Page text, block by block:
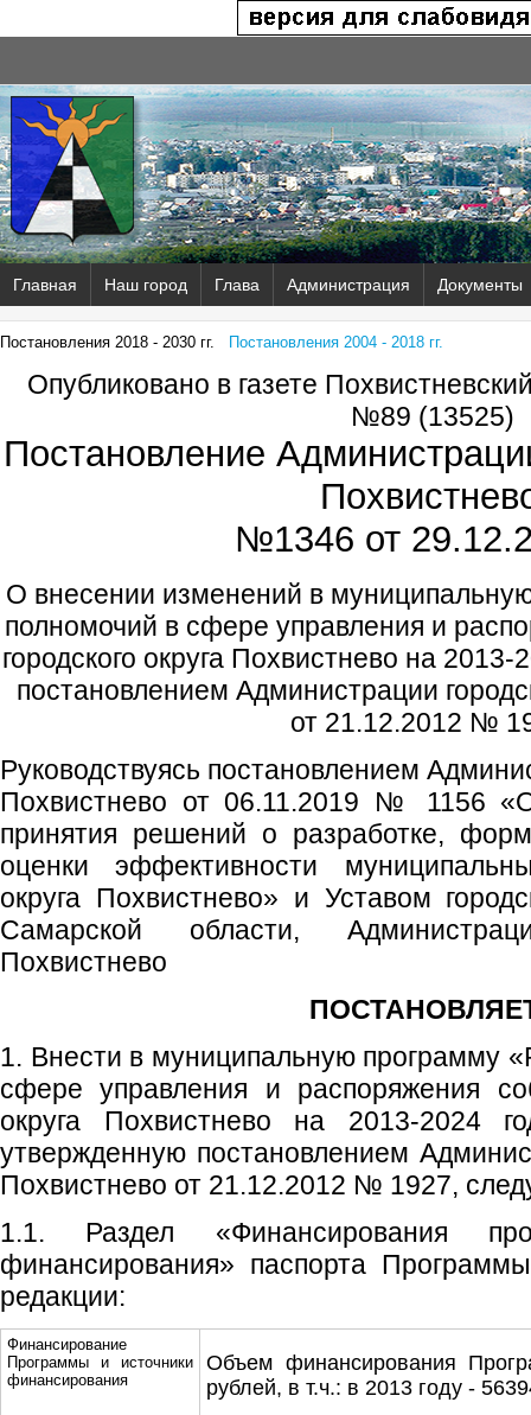
Главная Наш город Глава Администрация Документы
Постановления 2018 - 2030 гг. Постановления 2004 - 2018 гг.
Опубликовано в газете
№89 (13525)
Постановление
№1346 от
О внесении изменений в
полномочий в сфере управления и
городского округа Похвистнево на
постановлением Администрации
от 21.12.2012 №
Руководствуясь постановлением
Похвистнево от 06.11.2019 № 1156
принятия решений о разработке,
оценки эффективности
округа Похвистнево» и Уставом
Самарской области,
Похвистнево
1. Внести в муниципальную программу
сфере управления и распоряжения
округа Похвистнево на 2013-2024
утвержденную постановлением
Похвистнево от 21.12.2012 № 1927,
1.1. Раздел «Финансирования
финансирования» паспорта
редакции:
Финансирование
Программы и источники
финансирования
Объем финансирования
рублей, в т.ч.: в 2013 году -